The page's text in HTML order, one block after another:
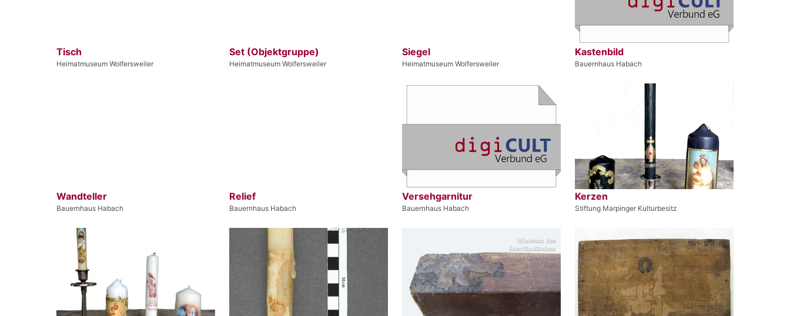
Tisch
Heimatmuseum Wolfersweiler
Set (Objektgruppe)
Heimatmuseum Wolfersweiler
Siegel
Heimatmuseum Wolfersweiler
Kastenbild
Bauernhaus Habach
Wandteller
Bauernhaus Habach
Relief
Bauernhaus Habach
Versehgarnitur
Bauernhaus Habach
Kerzen
Stiftung Marpinger Kulturbesitz